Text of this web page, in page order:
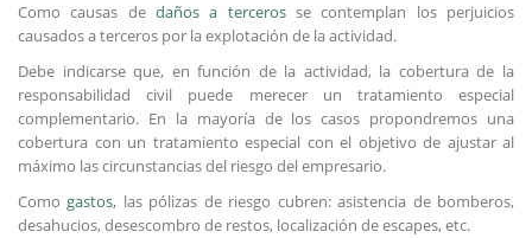
Como causas de daños a tercerosse contemplan los perjuicios
causados a terceros por la explotación de la actividad.
Debe indicarse que, en función de la actividad, la cobertura de la
responsabilidad civil puede merecer un tratamiento especial
complementario. En la mayoría de los casos propondremos una
cobertura con un tratamiento especial con el objetivo de ajustar al
máximo las circunstancias del riesgo del empresario.
Como gastos, las pólizas de riesgo cubren: asistencia de bomberos,
desahucios, desescombro de restos, localización de escapes, etc.